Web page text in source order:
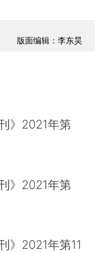
版面编辑：李东昊
》2021年第
》2021年第
》2021年第11